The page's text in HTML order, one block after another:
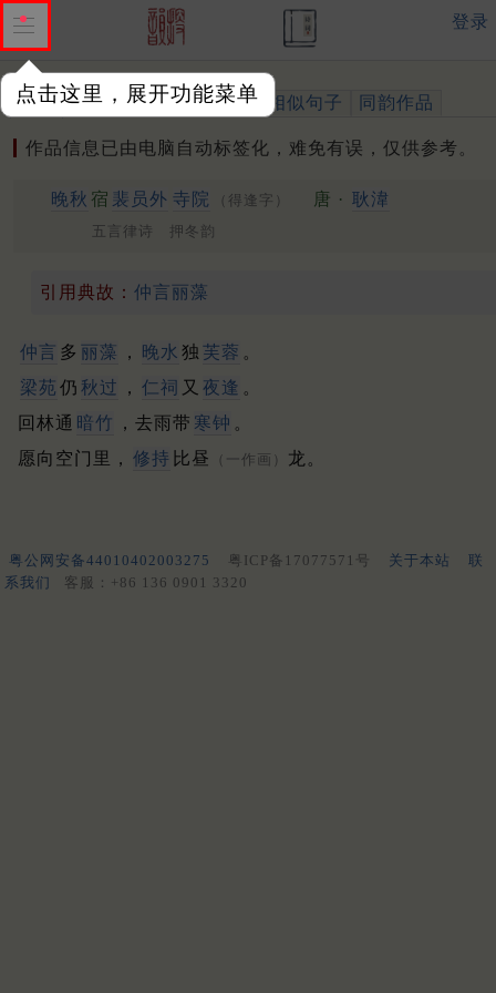
点击这里，展开功能菜单
登录
作品 标注四声 出处、引用 相似句子 同韵作品
作品信息已由电脑自动标签化，难免有误，仅供参考。
晚秋 宿 裴员外 寺院 （得逢字） 唐 · 耿湋
五言律诗 押冬韵
引用典故： 仲言丽藻
仲言 多 丽藻 ， 晚水 独 芙蓉 。
梁苑 仍 秋过 ， 仁祠 又 夜逢 。
回林通 暗竹 ，去雨带 寒钟 。
愿向空门里， 修持 比昼 （一作画） 龙。
粤公网安备44010402003275 粤ICP备17077571号 关于本站
联
系我们
客服：+86 136 0901 3320